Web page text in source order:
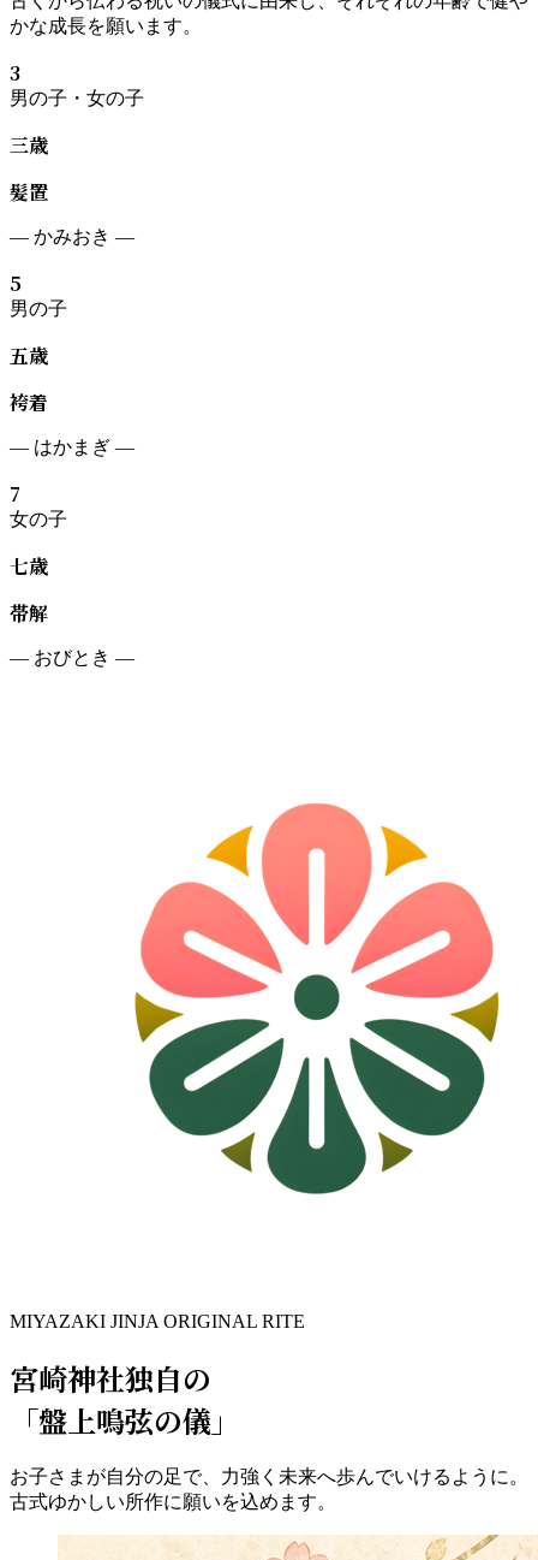
かな成長を願います。
3
男の子・女の子
三歳
髪置
— かみおき —
5
男の子
五歳
袴着
— はかまぎ —
7
女の子
七歳
帯解
— おびとき —
MIYAZAKI JINJA ORIGINAL RITE
宮崎神社独自の
「盤上鳴弦の儀」
お子さまが自分の足で、力強く未来へ歩んでいけるように。
古式ゆかしい所作に願いを込めます。